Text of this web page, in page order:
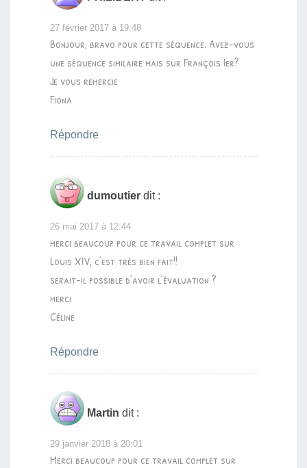
27 février 2017 à 19:48
Bonjour, bravo pour cette séquence. Avez-vous
une séquence similaire mais sur François Ier?
Je vous remercie
Fiona
Répondre
dumoutier dit :
26 mai 2017 à 12:44
merci beaucoup pour ce travail complet sur
Louis XIV, c’est très bien fait!!
serait-il possible d’avoir l’évaluation ?
merci
Céline
Répondre
Martin dit :
29 janvier 2018 à 20:01
Merci beaucoup pour ce travail complet sur